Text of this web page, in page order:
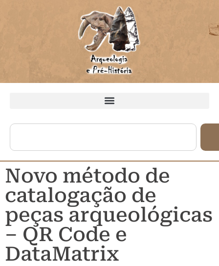
Novo método de
catalogação de
peças arqueológicas
– QR Code e
DataMatrix